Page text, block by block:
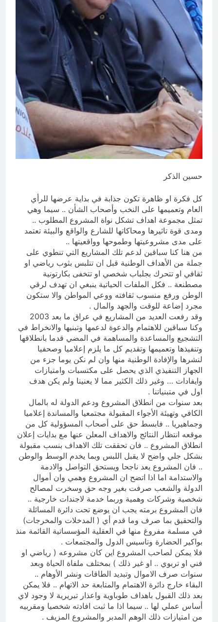
13 ساعة Ago
الانتحار / راي الفلسفة التجريدية
للانسان
14 ساعة Ago
حسين الذكر
كل فكرة او ظاهرة تكون جذابة في بداية عرضها للرأي
العام وتعميمها على النخب وأصحاب الشأن .. سيما وهي
تمثل مجموعة اهداف تشكل نواة المشروع المطلوب ..
ومدى قوة تاثيرها ومحاكاتها للشارع والواقع والبيئة تعتمد
على مدى مشروعيتها وطموحها وواقعيتها ..
من هنا كنا سباقين لدعم تلك المشاريع التي تنطوي على
جملة من الأهداف الوطنية قبل ان تتلبس بثوب رياضي او
ثقافي او تتحرك بجلباب شخصي او تتخفى بكارتونية
مصطنعة .. فكل الملفات الحياتية ينبغي ان تهدف لرقي
الوطن ورفع منسوب ثقافته ووعي المواطن والا ستكون
مجرد إضاعة للوقت والجهد والمال .
وقد رفعت العديد من المشاريع في عراق ما بعد 2003
وكنا سباقين للاهتمام والدعوة لدعمها وتبنيها والانخراط في
التشجيع والمساعدة والمساهمة في المضي قدما بانطلاقها
وتنفيذها وتعميمها وتقديم كل ما يلزم إعلاميا وصحفيا
لنشرها والإفادة الوطنية منها وان لم نكن يوما جزء من
الجهاز التنفيذي الذي يحصل على مكتسبات وامتيازات
وايفادات … وغير ذلك الكثير مما لا يعنينا ولم يكن هدف
اول في متبنياتنا .
بعد سنوات من انطلاق المشروع ودعم الدولة له بالمال
الكافي وتهيئة الأجواء المقبولة مجتمعيا والمساندة إعلاميا
وجماهيريا .. فابسط حق على أصحاب المسؤولية كل من
موقعه انتظار النتائج والاهداف المعلن عنها مع بدايات إعلان
انطلاق المشروع .. فان تحققت تلك الاهداف بنسب مقبولة
بشكل جلي واضح لا يقبل اللبس وبما يخدم الوسط والوطن
.. فان المشروع يعد ناجحا ويستحق التواصل والادمة
والاستدامة اما اذا اتضح ان المشروع وهمي وان أموال
الدولة والشعب صرفت بغير وجه حق وسخرت لمصالح
شخصية وشركات وهمية وربما خدمة لاجندات خارجية ..
فان المشروع برمته يجب ان يوضع تحت دائرة المسائلة
والتحقيق بما صرف وما قدم أي ( المدخلات والمخرجات)
في مسلمة مفروغ منها في العقلية المؤسساتية القائمة منذ
بواكير الحضارة وتاسيس الدول والمجتمعات .
فلا يمكن لصاحب المشروع اين كان مشروعه ( رياضي او
فني او تربوي .. او غير ذلك ) بمختلف ملفاة الحياة وبعد
سنوات صرف الاموال وتبديد الطاقات ونشر الأوهام ..
البقاء خارج دائرة الاهتمام والمتابعة حد الاتهام .. فلا يمكن
بعد ذلك القبول باهداف طوباوية واعذار تبريرية لا وجود لاي
أساس عملي لها .. سيما اذا ما ثبت افادته شخصيا ومقربيه
من امتيازات ذلك الوهم المدبر والمشروع المزيف .